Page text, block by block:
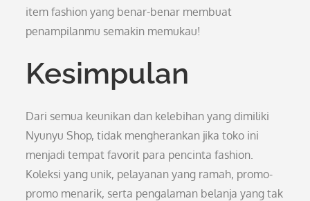
item fashion yang benar-benar membuat
penampilanmu semakin memukau!
Kesimpulan
Dari semua keunikan dan kelebihan yang dimiliki
Nyunyu Shop, tidak mengherankan jika toko ini
menjadi tempat favorit para pencinta fashion.
Koleksi yang unik, pelayanan yang ramah, promo-
promo menarik, serta pengalaman belanja yang tak